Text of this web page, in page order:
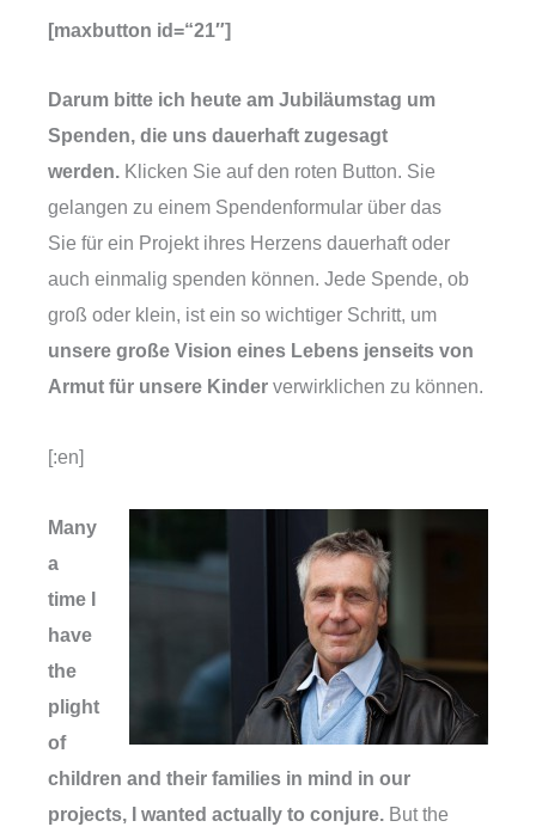
[maxbutton id=“21″]
Darum bitte ich heute am Jubiläumstag um
Spenden, die uns dauerhaft zugesagt
werden. Klicken Sie auf den roten Button. Sie
gelangen zu einem Spendenformular über das
Sie für ein Projekt ihres Herzens dauerhaft oder
auch einmalig spenden können. Jede Spende, ob
groß oder klein, ist ein so wichtiger Schritt, um
unsere große Vision eines Lebens jenseits von
Armut für unsere Kinder verwirklichen zu können.
[:en]
Many
a
time I
have
the
plight
of
children and their families in mind in our
projects, I wanted actually to conjure. But the